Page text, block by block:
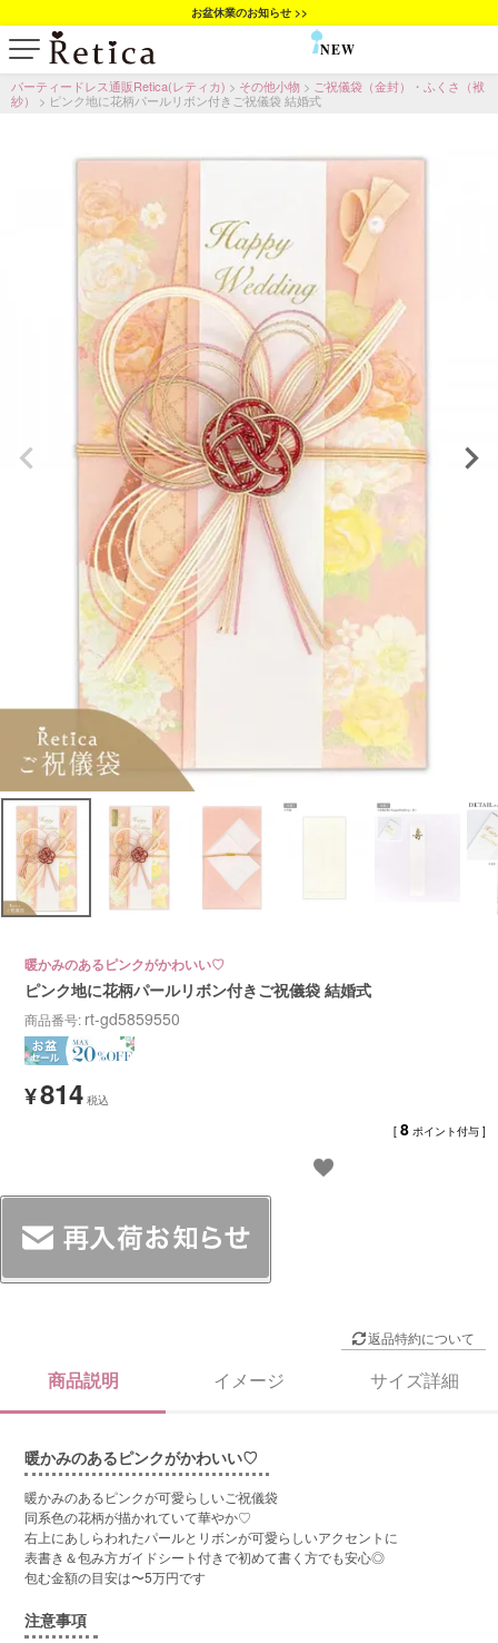
お盆休業のお知らせ >>
NEW
パーティードレス通販Retica(レティカ) その他小物
ご祝儀袋（金封）・ふくさ（袱
紗）
ピンク地に花柄パールリボン付きご祝儀袋 結婚式
暖かみのあるピンクがかわいい♡
ピンク地に花柄パールリボン付きご祝儀袋 結婚式
商品番号 rt-gd5859550
¥814
[ 8 ポイント付与 ]
返品特約について
商品説明 イメージ サイズ詳細
暖かみのあるピンクがかわいい♡
暖かみのあるピンクが可愛らしいご祝儀袋
同系色の花柄が描かれていて華やか♡
右上にあしらわれたパールとリボンが可愛らしいアクセントに
表書き＆包み方ガイドシート付きで初めて書く方でも安心◎
包む金額の目安は〜5万円です
注意事項